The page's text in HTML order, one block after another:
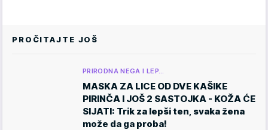
PROČITAJTE JOŠ
PRIRODNA NEGA I LEP…
MASKA ZA LICE OD DVE KAŠIKE
PIRINČA I JOŠ 2 SASTOJKA - KOŽA ĆE
SIJATI: Trik za lepši ten, svaka žena
može da ga proba!